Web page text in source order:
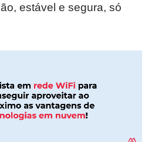
estável e segura, só